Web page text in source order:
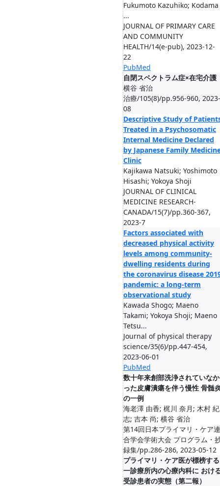
Fukumoto Kazuhiko; Kodama
...
JOURNAL OF PRIMARY CARE
AND COMMUNITY
HEALTH/14(e-pub), 2023-12-
22
PubMed
自閉スペクトラム症×在宅介護
横谷 省治
治療/105(8)/pp.956-960, 2023-
08
Descriptive Study of
Treated in a Psychosomatic
Internal Medicine Declared
by Japanese Family
Clinic
Kajikawa Natsuki; Yoshimoto
Hisashi; Yokoya Shoji
JOURNAL OF CLINICAL
MEDICINE RESEARCH-
CANADA/15(7)/pp.360-367,
2023-7
Factors associated with
decreased physical activity
levels among community-
dwelling residents during
the coronavirus disease
pandemic: a long-term
observational study
Kawada Shogo; Maeno
Takami; Yokoya Shoji; Maeno
Tetsu...
Journal of physical therapy
science/35(6)/pp.447-454,
2023-06-01
PubMed
数十年来創部洗浄されていなか
った皮膚潰瘍を伴う慢性 骨髄
の一例
海老澤 由香; 梶川 奈月; 木村 紀
志; 吉本 尚; 横谷 省治
第14回日本プライマリ・ケア連
合学会学術大会 プログラム・
録集/pp.286-286, 2023-05-12
プライマリ・ケア医が標榜する
一診療所内の心療内科に おけ
受診患者の実態（第二報）